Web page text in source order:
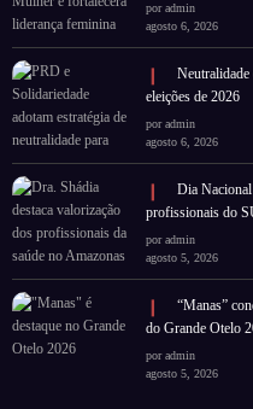
por admin
agosto 6, 2026
Neutralidade
eleições de 2026
por admin
agosto 6, 2026
Dia Nacional
profissionais do
por admin
agosto 5, 2026
“Manas”
do Grande Otelo
por admin
agosto 5, 2026